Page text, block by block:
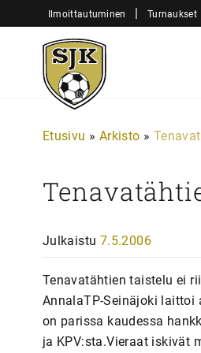
sisältöön
Ilmoittautuminen | Turnaukset
Sjk-
Juniorit
Etusivu » Arkisto »
Julkaistu 7.5.2006
Tenavatähtien taistelu ei
AnnalaTP-Seinäjoki laittoi
on parissa kaudessa
ja KPV:sta.Vieraat iskivät